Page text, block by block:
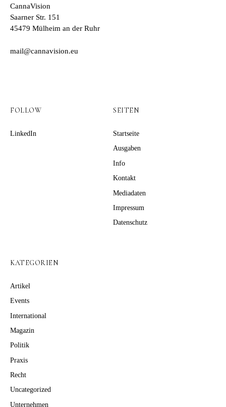
CannaVision
Saarner Str. 151
45479 Mülheim an der Ruhr
mail@cannavision.eu
FOLLOW
LinkedIn
SEITEN
Startseite
Ausgaben
Info
Kontakt
Mediadaten
Impressum
Datenschutz
KATEGORIEN
Artikel
Events
International
Magazin
Politik
Praxis
Recht
Uncategorized
Unternehmen